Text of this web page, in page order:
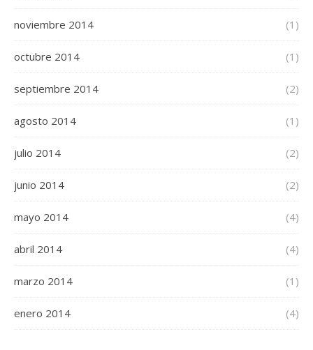
noviembre 2014 (1)
octubre 2014 (1)
septiembre 2014 (2)
agosto 2014 (1)
julio 2014 (2)
junio 2014 (2)
mayo 2014 (4)
abril 2014 (4)
marzo 2014 (1)
enero 2014 (4)